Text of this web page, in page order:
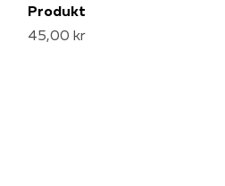
Produkt
45,00 kr